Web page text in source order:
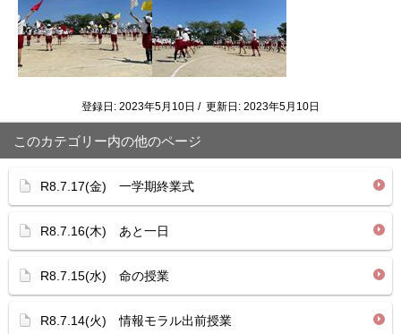
登録日: 2023年5月10日 / 更新日: 2023年5月10日
このカテゴリー内の他のページ
R8.7.17(金) 一学期終業式
R8.7.16(木) あと一日
R8.7.15(水) 命の授業
R8.7.14(火) 情報モラル出前授業